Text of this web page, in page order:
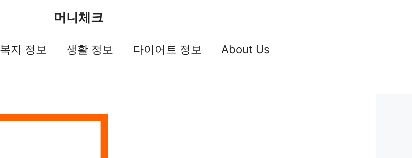
머니체크
복지 정보 생활 정보 다이어트 정보 About Us